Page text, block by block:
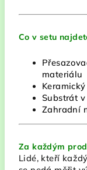
Co v setu
materiálu
Substrát
Zahradní
Za každým
Lidé, kteří